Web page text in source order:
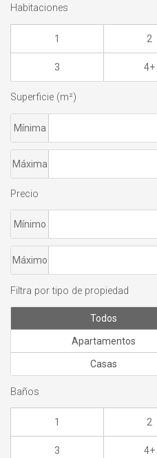
Habitaciones
1 2
3 4+
Superficie (m²)
Mínima
Máxima
Precio
Mínimo
Máximo
Filtra por tipo de propiedad
Todos
Apartamentos
Casas
Baños
1 2
3 4+